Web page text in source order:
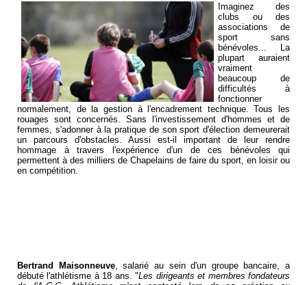
Imaginez des
clubs ou des
associations de
sport sans
bénévoles... La
plupart auraient
vraiment
beaucoup de
difficultés à
fonctionner
normalement, de la gestion à l'encadrement technique. Tous les
rouages sont concernés. Sans l'investissement d'hommes et de
femmes, s'adonner à la pratique de son sport d'élection demeurerait
un parcours d'obstacles. Aussi est-il important de leur rendre
hommage à travers l'expérience d'un de ces bénévoles qui
permettent à des milliers de Chapelains de faire du sport, en loisir ou
en compétition.
Bertrand Maisonneuve, salarié au sein d'un groupe bancaire, a
débuté l'athlétisme à 18 ans. "Les dirigeants et membres fondateurs